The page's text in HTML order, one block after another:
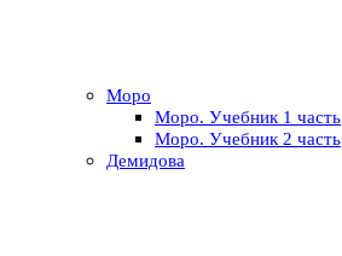
Моро
Моро. Учебник 1 часть
Моро. Учебник 2 часть
Демидова